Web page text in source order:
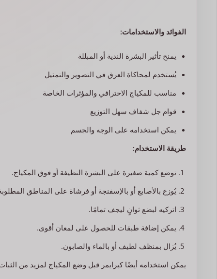
الفوائد والاستخدامات:
يمنح تأثير البشرة الندية أو المبللة
يُستخدم لمحاكاة العرق في التصوير والتمثيل
مناسب للمكياج الاحترافي والمؤثرات الخاصة
قوام جل شفاف سهل التوزيع
يمكن استخدامه على الوجه والجسم
طريقة الاستخدام:
توضع كمية صغيرة على البشرة النظيفة أو فوق المكياج.
يُوزع بالأصابع أو بالإسفنجة أو فرشاة على المناطق
اتركيه لبضع ثوانٍ ليجف تمامًا.
يمكن إضافة طبقات للحصول على لمعان أقوى.
يُزال بمنظف لطيف أو بالماء والصابون.
يمكن استخدامه أيضًا كبرايمر قبل وضع المكياج لمزيد من